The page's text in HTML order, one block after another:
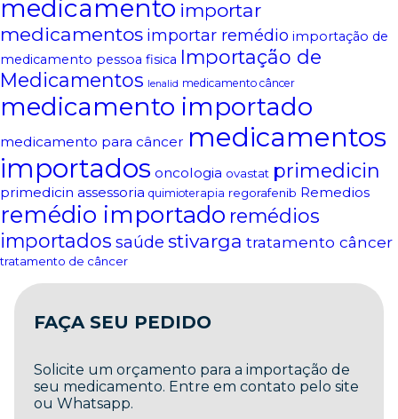
medicamento importar
medicamentos importar remédio importação de
medicamento pessoa fisica Importação de
Medicamentos
lenalid medicamento câncer
medicamento importado
medicamento para câncer medicamentos
importados oncologia ovastat primedicin
primedicin assessoria quimioterapia regorafenib Remedios
remédio importado remédios
importados saúde stivarga tratamento câncer
tratamento de câncer
FAÇA SEU PEDIDO
Solicite um orçamento para a importação de
seu medicamento. Entre em contato pelo site
ou Whatsapp.